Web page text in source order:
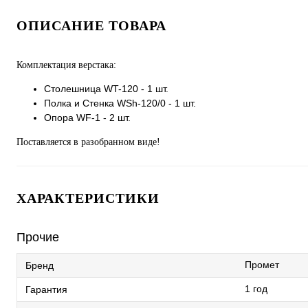
ОПИСАНИЕ ТОВАРА
Комплектация верстака:
Столешница WT-120 - 1 шт.
Полка и Стенка WSh-120/0 - 1 шт.
Опора WF-1 - 2 шт.
Поставляется в разобранном виде!
ХАРАКТЕРИСТИКИ
Прочие
Бренд Промет
Гарантия 1 год